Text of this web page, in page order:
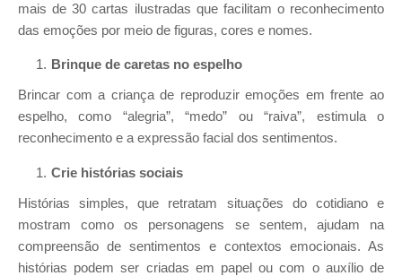
mais de 30 cartas ilustradas que facilitam o reconhecimento
das emoções por meio de figuras, cores e nomes.
Brinque de caretas no espelho
Brincar com a criança de reproduzir emoções em frente ao
espelho, como “alegria”, “medo” ou “raiva”, estimula o
reconhecimento e a expressão facial dos sentimentos.
Crie histórias sociais
Histórias simples, que retratam situações do cotidiano e
mostram como os personagens se sentem, ajudam na
compreensão de sentimentos e contextos emocionais. As
histórias podem ser criadas em papel ou com o auxílio de